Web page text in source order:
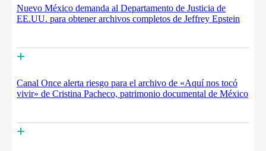
Nuevo México demanda al Departamento de Justicia de
EE.UU. para obtener archivos completos de Jeffrey Epstein
+
Canal Once alerta riesgo para el archivo de «Aquí nos tocó
vivir» de Cristina Pacheco, patrimonio documental de México
+